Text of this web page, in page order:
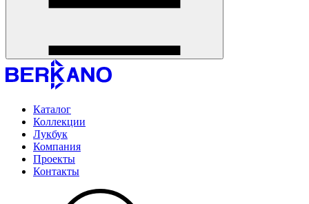
Каталог
Коллекции
Лукбук
Компания
Проекты
Контакты